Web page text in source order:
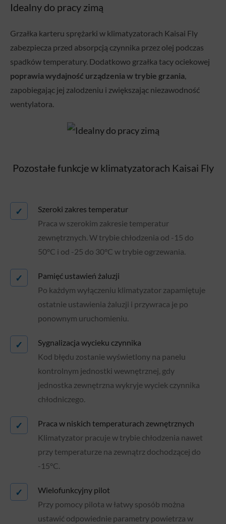
Idealny do pracy zimą
Grzałka karteru sprężarki w klimatyzatorach Kaisai Fly
zabezpiecza przed absorpcją czynnika przez olej podczas
spadków temperatury. Dodatkowo grzałka tacy ociekowej
poprawia wydajność urządzenia w trybie grzania
zapobiegając jej zalodzeniu i zwiększając niezawodność
wentylatora.
Pozostałe funkcje w klimatyzatorach Kaisai Fly
✓
Szeroki zakres temperatur
Praca w szerokim zakresie temperatur
zewnętrznych. W trybie chłodzenia od -15 do
50°C i od -25 do 30°C w trybie ogrzewania.
✓
Pamięć ustawień żaluzji
Po każdym wyłączeniu klimatyzator zapamiętuje
ostatnie ustawienia żaluzji i przywraca je po
ponownym uruchomieniu.
✓
Sygnalizacja wycieku czynnika
Kod błędu zostanie wyświetlony na panelu
kontrolnym jednostki wewnętrznej, gdy
jednostka zewnętrzna wykryje wyciek czynnika
chłodniczego.
✓
Praca w niskich temperaturach zewnętrznych
Klimatyzator pracuje w trybie chłodzenia nawet
przy temperaturze na zewnątrz dochodzącej do
-15°C.
✓
Wielofunkcyjny pilot
Przy pomocy pilota w łatwy sposób można
ustawić odpowiednie parametry powietrza w